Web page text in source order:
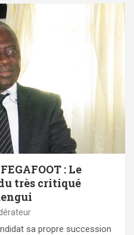
: Le
très critiqué
sa propre succession